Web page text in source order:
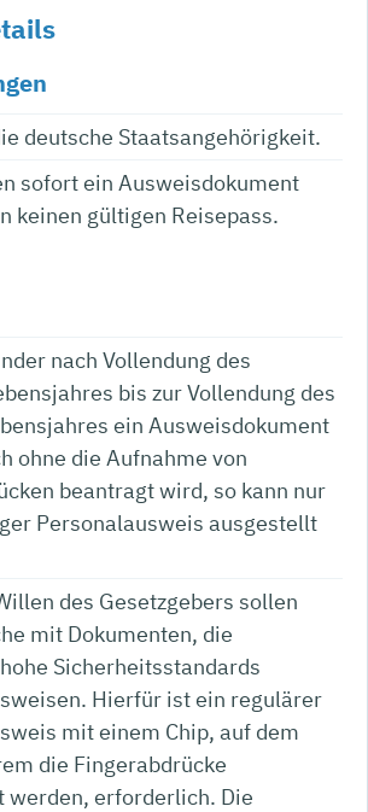
deutsche Staatsangehörigkeit.
sofort ein Ausweisdokument
keinen gültigen Reisepass.
nach Vollendung des
bis zur Vollendung des
ein Ausweisdokument
ohne die Aufnahme von
beantragt wird, so kann nur
Personalausweis ausgestellt
des Gesetzgebers sollen
mit Dokumenten, die
Sicherheitsstandards
Hierfür ist ein regulärer
mit einem Chip, auf dem
die Fingerabdrücke
werden, erforderlich. Die